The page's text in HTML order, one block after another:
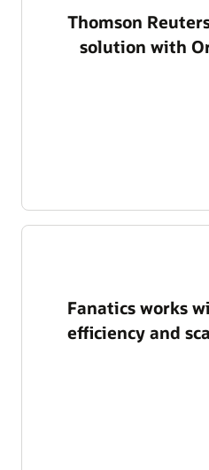
Thomson
solution with
Fanatics works
efficiency and